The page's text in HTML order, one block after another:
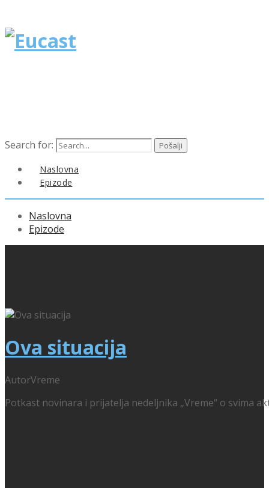
Search for:
Naslovna
Epizode
Naslovna
Epizode
Ova situacija
AutorVreme
Potkast novinara i prijatelja nedeljnika „Vreme“ o svima